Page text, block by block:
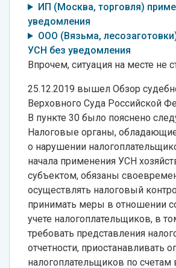
ИП (Москва, торговля)
уведомления
ООО (Вязьма,
УСН без уведомления
Впрочем, ситуация на месте не
25.12.2019 вышел Обзор
Верховного Суда Российской
В пункте 30 было пояснено
Налоговые органы,
о нарушении
начала применения УСН
субъектом, обязаны
осуществлять налоговый
принимать меры в отношении
учете налогоплательщиков, в
требовать представления
отчетности, приостанавливать
налогоплательщиков по счетам